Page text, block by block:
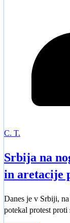
C. T.
Srbija na
in aretacije
Danes je v Srbiji,
potekal protest